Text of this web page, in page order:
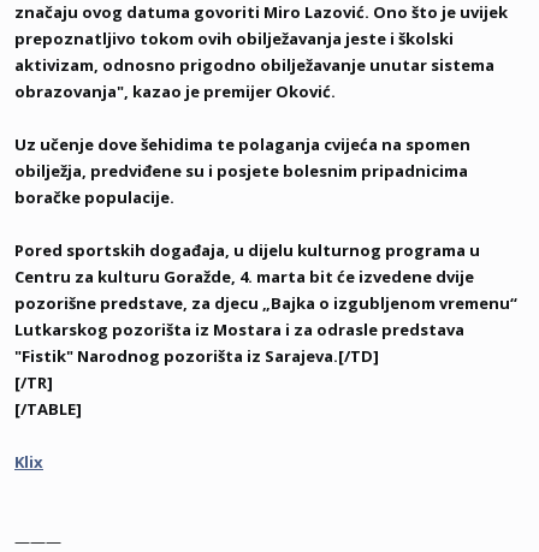
značaju ovog datuma govoriti Miro Lazović. Ono što je uvijek
prepoznatljivo tokom ovih obilježavanja jeste i školski
aktivizam, odnosno prigodno obilježavanje unutar sistema
obrazovanja", kazao je premijer Oković.
Uz učenje dove šehidima te polaganja cvijeća na spomen
obilježja, predviđene su i posjete bolesnim pripadnicima
boračke populacije.
Pored sportskih događaja, u dijelu kulturnog programa u
Centru za kulturu Goražde, 4. marta bit će izvedene dvije
pozorišne predstave, za djecu „Bajka o izgubljenom vremenu“
Lutkarskog pozorišta iz Mostara i za odrasle predstava
"Fistik" Narodnog pozorišta iz Sarajeva.[/TD]
[/TR]
[/TABLE]
Klix
———